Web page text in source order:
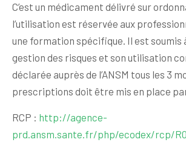
C’est un médicament délivré sur
l’utilisation est réservée aux
une formation spécifique. Il est soumis
gestion des risques et son utilisation
déclarée auprès de l’ANSM tous les 3
prescriptions doit être mis en place
RCP : http://agence-
prd.ansm.sante.fr/php/ecodex/rcp/